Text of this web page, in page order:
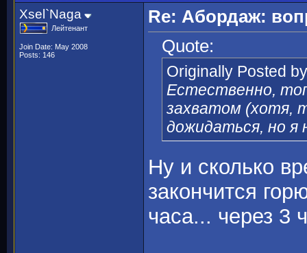
Xsel`Naga
Лейтенант
Join Date: May 2008
Posts: 146
Re: Абордаж:
Quote:
Originally Posted
Естественно,
захватом (хотя,
дожидаться, но я
Ну и сколько
закончится
часа... через